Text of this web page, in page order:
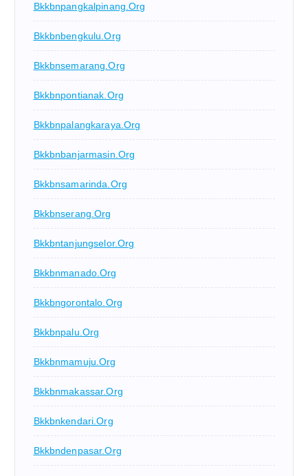
Bkkbnpangkalpinang.org
Bkkbnbengkulu.org
Bkkbnsemarang.org
Bkkbnpontianak.org
Bkkbnpalangkaraya.org
Bkkbnbanjarmasin.org
Bkkbnsamarinda.org
Bkkbnserang.org
Bkkbntanjungselor.org
Bkkbnmanado.org
Bkkbngorontalo.org
Bkkbnpalu.org
Bkkbnmamuju.org
Bkkbnmakassar.org
Bkkbnkendari.org
Bkkbndenpasar.org